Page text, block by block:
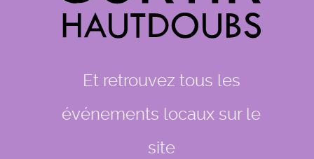
Et retrouvez tous les
événements locaux sur le
site